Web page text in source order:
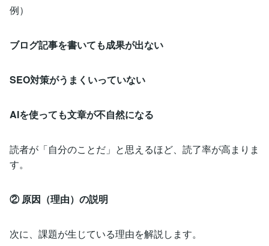
例）
ブログ記事を書いても成果が出ない
SEO対策がうまくいっていない
AIを使っても文章が不自然になる
読者が「自分のことだ」と思えるほど、読了率が高まりま
す。
② 原因（理由）の説明
次に、課題が生じている理由を解説します。